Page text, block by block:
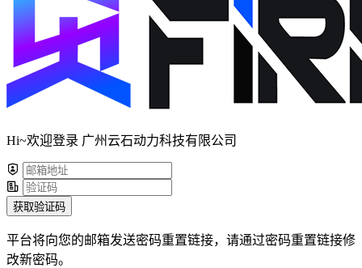
Hi~欢迎登录 广州云石动力科技有限公司
获取验证码
平台将向您的邮箱发送密码重置链接，请通过密码重置链接修
改新密码。